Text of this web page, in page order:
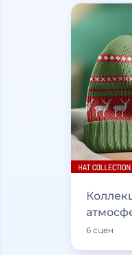
6 сцен